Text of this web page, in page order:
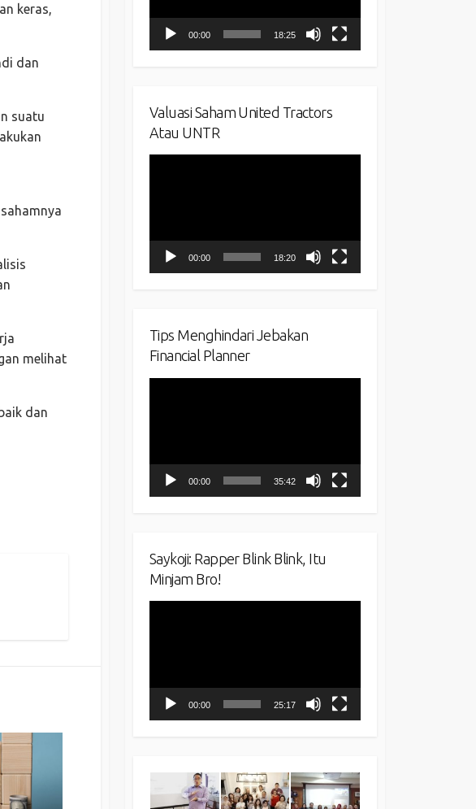
keras,
dan
suatu
melihat
dan
00:00 18:25
Valuasi Saham United Tractors
Atau UNTR
00:00 18:20
Tips Menghindari Jebakan
Financial Planner
00:00 35:42
Saykoji: Rapper Blink Blink, Itu
Minjam Bro!
00:00 25:17